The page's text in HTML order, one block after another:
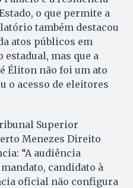
o que permite a
também destacou
atos públicos em
mas que a
Éliton não foi um ato
o acesso de eleitores
Superior
Menezes Direito
“A audiência
candidato à
oficial não configura